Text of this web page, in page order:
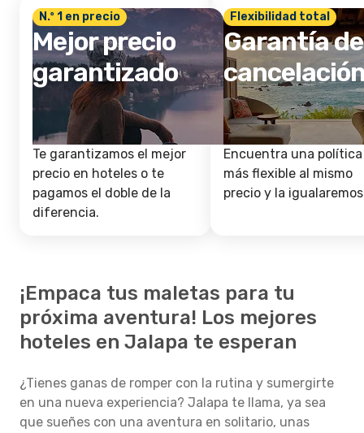
N.º 1 en precio
Mejor precio
garantizado
Te garantizamos el mejor
precio en hoteles o te
pagamos el doble de la
diferencia.
Flexibilidad total
Garantía de
Encuentra una política
más flexible al mismo
precio y la
¡Empaca tus maletas para tu
próxima aventura! Los mejores
hoteles en Jalapa te esperan
¿Tienes ganas de romper con la rutina y sumergirte
en una nueva experiencia? Jalapa te llama, ya sea
que sueñes con una aventura en solitario, unas